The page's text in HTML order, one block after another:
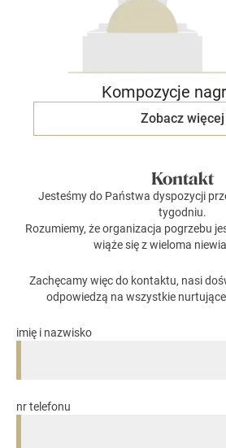
Kompozycje
Zobacz więcej
Kontakt
Jesteśmy do Państwa dyspozycji
tygodniu.
Rozumiemy, że organizacja pogrzebu
wiąże się z wieloma
Zachęcamy więc do kontaktu, nasi
odpowiedzą na wszystkie
imię i nazwisko
nr telefonu